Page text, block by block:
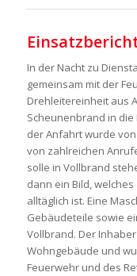
In der Nacht zu
gemeinsam mit der
Drehleitereinheit aus
Scheunenbrand in
der Anfahrt wurde
von zahlreichen
solle in Vollbrand
dann ein Bild,
alltäglich ist. Eine
Gebäudeteile sowie
Vollbrand. Der
Wohngebäude und
Feuerwehr und des